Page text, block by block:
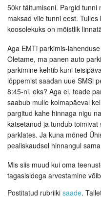
50kr täitumiseni. Pargid tunni
maksad viie tunni eest.
koosolekuks on mõistlik
Aga EMTi parkimis-
Oletame, ma panen auto
parkimine kehtib kuni
lõppemist saadan uue SMSi
8:45-ni, eks? Aga ei, teade
saabub mulle kolmapäeval
pargitud kahe hinnaga nigu
katsetanud ja tundub
parklates. Ja kuna mõned
pealiskaudsel hinnangul
Mis siis muud kui oma
tagasisidega arvestamine
Postitatud rubriiki saade.